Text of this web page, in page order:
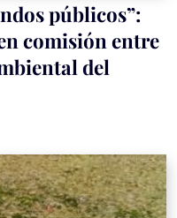
públicos”:
comisión entre
del